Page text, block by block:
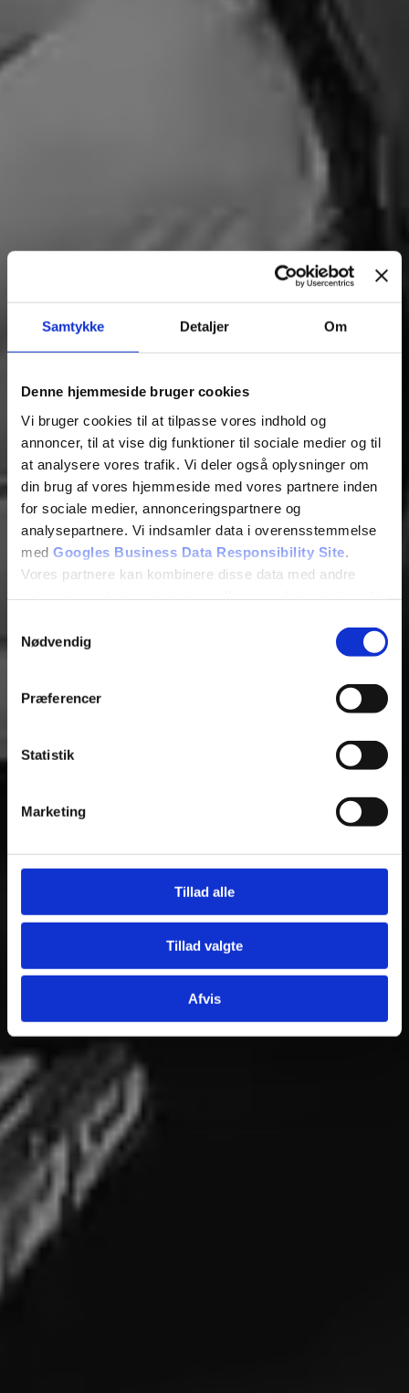
Samtykke Detaljer Om
Denne hjemmeside bruger cookies
Vi bruger cookies til at tilpasse vores indhold og
annoncer, til at vise dig funktioner til sociale medier og til
at analysere vores trafik. Vi deler også oplysninger om
din brug af vores hjemmeside med vores partnere inden
for sociale medier, annonceringspartnere og
analysepartnere. Vi indsamler data i overensstemmelse
med Googles Business Data Responsibility Site
Vores partnere kan kombinere disse data med andre
Nødvendig
Præferencer
Statistik
Marketing
Tillad alle
Tillad valgte
Afvis